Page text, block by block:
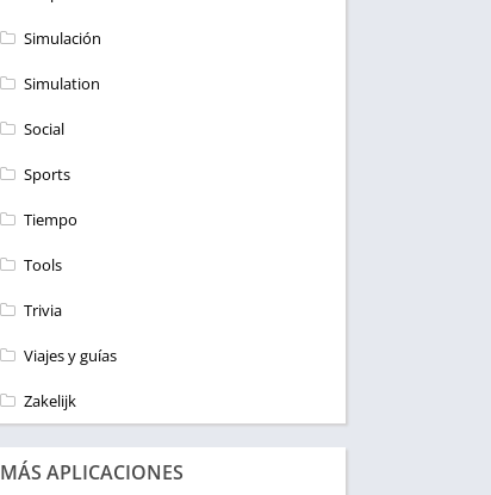
Simulación
Simulation
Social
Sports
Tiempo
Tools
Trivia
Viajes y guías
Zakelijk
MÁS APLICACIONES